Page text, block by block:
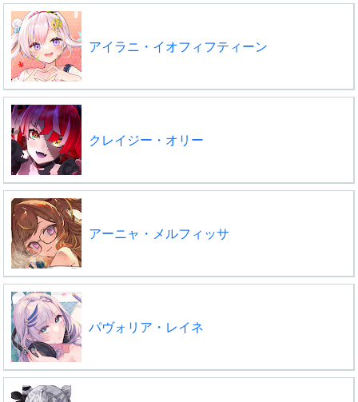
アイラニ・イオフィフティーン
クレイジー・オリー
アーニャ・メルフィッサ
パヴォリア・レイネ